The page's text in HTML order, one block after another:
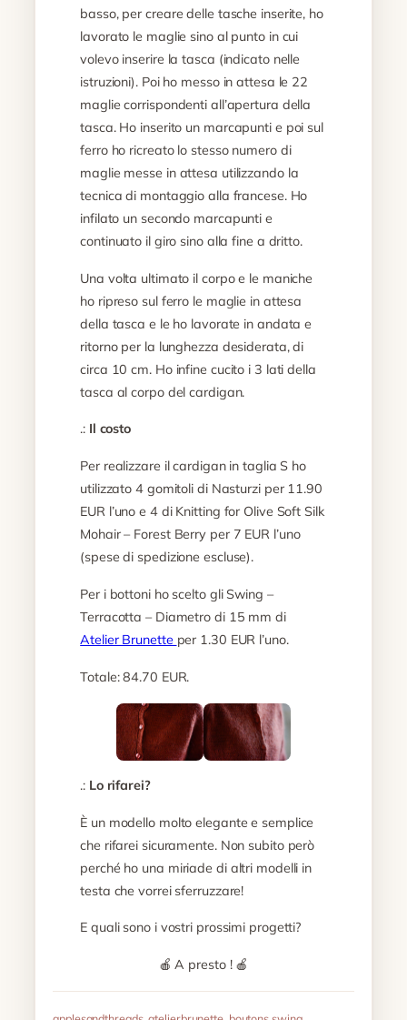
basso, per creare delle tasche inserite, ho
lavorato le maglie sino al punto in cui
volevo inserire la tasca (indicato nelle
istruzioni). Poi ho messo in attesa le 22
maglie corrispondenti all’apertura della
tasca. Ho inserito un marcapunti e poi sul
ferro ho ricreato lo stesso numero di
maglie messe in attesa utilizzando la
tecnica di montaggio alla francese. Ho
infilato un secondo marcapunti e
continuato il giro sino alla fine a dritto.
Una volta ultimato il corpo e le maniche
ho ripreso sul ferro le maglie in attesa
della tasca e le ho lavorate in andata e
ritorno per la lunghezza desiderata, di
circa 10 cm. Ho infine cucito i 3 lati della
tasca al corpo del cardigan.
.: Il costo
Per realizzare il cardigan in taglia S ho
utilizzato 4 gomitoli di Nasturzi per 11.90
EUR l’uno e 4 di Knitting for Olive Soft Silk
Mohair – Forest Berry per 7 EUR l’uno
(spese di spedizione escluse).
Per i bottoni ho scelto gli Swing –
Terracotta – Diametro di 15 mm di
Atelier Brunette per 1.30 EUR l’uno.
Totale: 84.70 EUR.
.: Lo rifarei?
È un modello molto elegante e semplice
che rifarei sicuramente. Non subito però
perché ho una miriade di altri modelli in
testa che vorrei sferruzzare!
E quali sono i vostri prossimi progetti?
🍎 A presto ! 🍎